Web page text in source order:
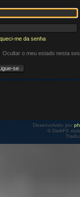
me da senha
Ocultar o meu estado nesta
Desenvolvido por
© DarkFX